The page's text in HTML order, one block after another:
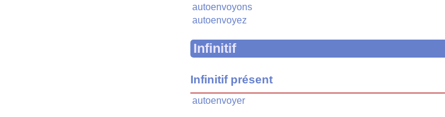
autoenvoyons
autoenvoyez
Infinitif
Infinitif présent
autoenvoyer